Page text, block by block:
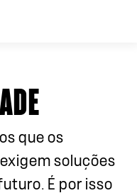
que os
soluções
É por isso